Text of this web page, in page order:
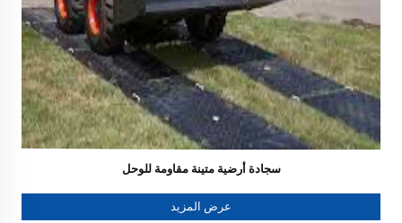
سجادة أرضية متينة مقاومة للوحل
عرض المزيد